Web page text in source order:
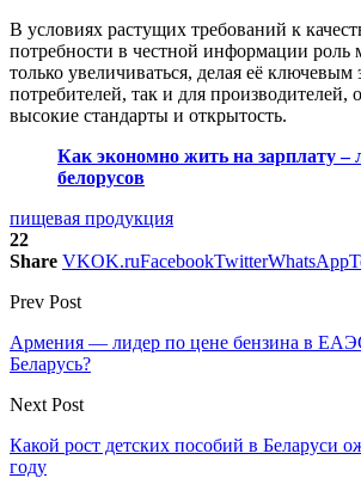
В условиях растущих требований к
потребности в честной информации роль
только увеличиваться, делая её ключевым
потребителей, так и для производителей,
высокие стандарты и открытость.
Как экономно жить на зарплату –
белорусов
пищевая продукция
22
Share VKOK.ruFacebookTwitterWhatsApp
Prev Post
Армения — лидер по цене бензина в
Беларусь?
Next Post
Какой рост детских пособий в Беларуси
году